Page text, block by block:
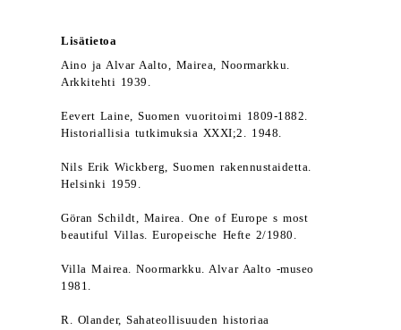
Lisätietoa
Aino ja Alvar Aalto, Mairea, Noormarkku.
Arkkitehti 1939.
Eevert Laine, Suomen vuoritoimi 1809-1882.
Historiallisia tutkimuksia XXXI;2. 1948.
Nils Erik Wickberg, Suomen rakennustaidetta.
Helsinki 1959.
Göran Schildt, Mairea. One of Europe s most
beautiful Villas. Europeische Hefte 2/1980.
Villa Mairea. Noormarkku. Alvar Aalto -museo
1981.
R. Olander, Sahateollisuuden historiaa